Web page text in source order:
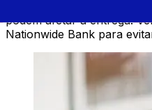
podem afetar a entrega.
Nationwide Bank para